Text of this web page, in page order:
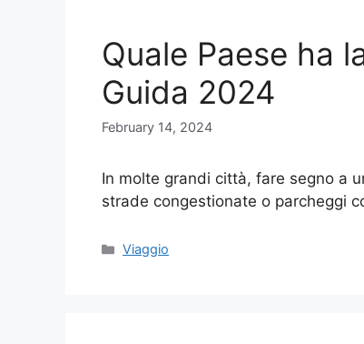
Quale Paese ha
Guida 2024
February 14, 2024
In molte grandi città, fare segno a
strade congestionate o parcheggi
Categories
Viaggio